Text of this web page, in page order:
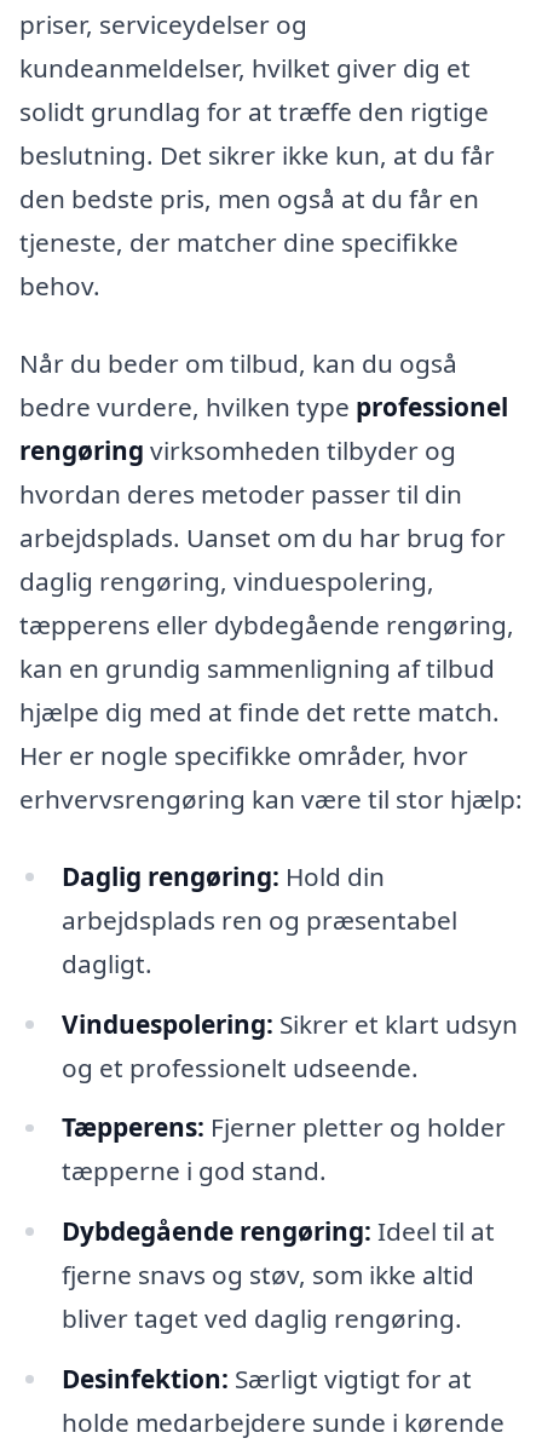
priser, serviceydelser og
kundeanmeldelser, hvilket giver dig et
solidt grundlag for at træffe den rigtige
beslutning. Det sikrer ikke kun, at du får
den bedste pris, men også at du får en
tjeneste, der matcher dine specifikke
behov.
Når du beder om tilbud, kan du også
bedre vurdere, hvilken type professionel
rengøring virksomheden tilbyder og
hvordan deres metoder passer til din
arbejdsplads. Uanset om du har brug for
daglig rengøring, vinduespolering,
tæpperens eller dybdegående rengøring,
kan en grundig sammenligning af tilbud
hjælpe dig med at finde det rette match.
Her er nogle specifikke områder, hvor
erhvervsrengøring kan være til stor hjælp:
Daglig rengøring: Hold din
arbejdsplads ren og præsentabel
dagligt.
Vinduespolering: Sikrer et klart udsyn
og et professionelt udseende.
Tæpperens: Fjerner pletter og holder
tæpperne i god stand.
Dybdegående rengøring: Ideel til at
fjerne snavs og støv, som ikke altid
bliver taget ved daglig rengøring.
Desinfektion: Særligt vigtigt for at
holde medarbejdere sunde i kørende